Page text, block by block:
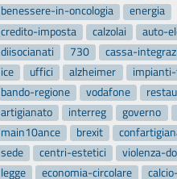
benessere-in-oncologia
energia
credito-imposta
calzolai
auto-
diisocianati
730 cassa-
ice
uffici alzheimer
bando-regione
vodafone
artigianato
interreg governo
main10ance
brexit
sede
centri-estetici violenza-
legge
economia-circolare